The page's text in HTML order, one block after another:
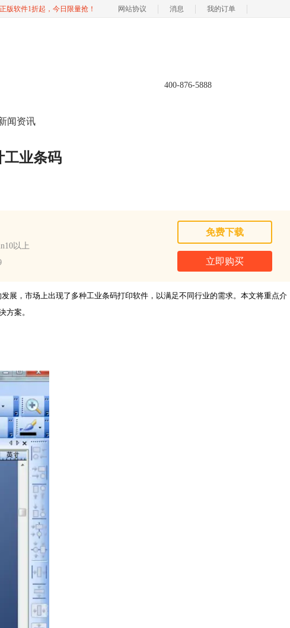
版软件1折起，今日限量抢！ 网站协议 消息 我的订单
400-876-5888
闻资讯
工业条码
以上
免费下载
立即购买
展，市场上出现了多种工业条码打印软件，以满足不同行业的需求。本文将重点介
方案。